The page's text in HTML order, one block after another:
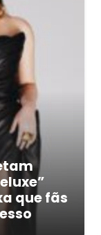
que fãs